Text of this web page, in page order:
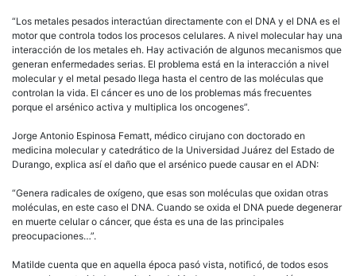
“Los metales pesados interactúan directamente con el DNA y el DNA es el
motor que controla todos los procesos celulares. A nivel molecular hay una
interacción de los metales eh. Hay activación de algunos mecanismos que
generan enfermedades serias. El problema está en la interacción a nivel
molecular y el metal pesado llega hasta el centro de las moléculas que
controlan la vida. El cáncer es uno de los problemas más frecuentes
porque el arsénico activa y multiplica los oncogenes”.
Jorge Antonio Espinosa Fematt, médico cirujano con doctorado en
medicina molecular y catedrático de la Universidad Juárez del Estado de
Durango, explica así el daño que el arsénico puede causar en el ADN:
“Genera radicales de oxígeno, que esas son moléculas que oxidan otras
moléculas, en este caso el DNA. Cuando se oxida el DNA puede degenerar
en muerte celular o cáncer, que ésta es una de las principales
preocupaciones…”.
Matilde cuenta que en aquella época pasó vista, notificó, de todos esos